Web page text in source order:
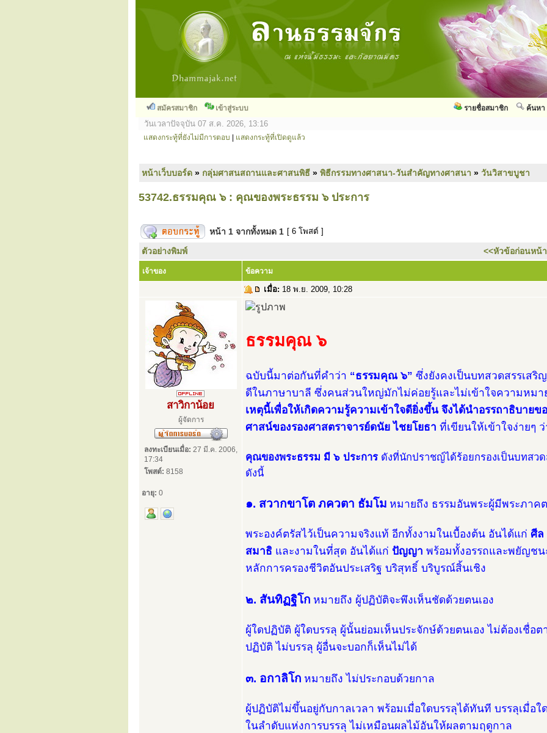
สมัครสมาชิก เข้าสู่ระบบ ค้นหา
รายชื่อสมาชิก
วันเวลาปัจจุบัน 07 ส.ค. 2026, 13:16
แสดงกระทู้ที่ยังไม่มีการตอบ แสดงกระทู้ที่เปิดดูแล้ว
หน้าเว็บบอร์ด » กลุ่มศาสนสถานและศาสนพิธี » พิธีกรรมทางศาสนา-วันสำคัญทางศาสนา » วันวิสาขบูชา
53742.ธรรมคุณ ๖ : คุณของพระธรรม ๖ ประการ
หน้า 1 จากทั้งหมด 1 [ 6 โพสต์ ]
ตัวอย่างพิมพ์ <<หัวข้อก่อนหน้า
เจ้าของ ข้อความ
เมื่อ: 18 พ.ย. 2009, 10:28
สาวิกาน้อย
ผู้จัดการ
ลงทะเบียนเมื่อ: 27 มี.ค. 2006,
17:34
โพสต์: 8158
อายุ: 0
ธรรมคุณ ๖
ฉบับนี้มาต่อกันที่คำว่า “ธรรมคุณ ๖” ซึ่งยังคงเป็นบทสวดสรรเส
ดีในภาษาบาลี ซึ่งคนส่วนใหญ่มักไม่ค่อยรู้และไม่เข้าใจความหม
เหตุนี้เพื่อให้เกิดความรู้ความเข้าใจดียิ่งขึ้น จึงได้นำอรรถาธิบาย
ศาสน์ของรองศาสตราจารย์ดนัย ไชยโยธา ที่เขียนให้เข้าใจง่ายๆ
คุณของพระธรรม มี ๖ ประการดังที่นักปราชญ์ได้ร้อยกรองเป็นบทสว
ดังนี้
๑. สวากขาโต ภควตา ธัมโม หมายถึง ธรรมอันพระผู้มีพระภาค
พระองค์ตรัสไว้เป็นความจริงแท้ อีกทั้งงามในเบื้องต้น อันได้แก่ ศีล
สมาธิ และงามในที่สุด อันได้แก่ ปัญญา พร้อมทั้งอรรถและพยัญชน
หลักการครองชีวิตอันประเสริฐ บริสุทธิ์ บริบูรณ์สิ้นเชิง
๒. สันทิฏฐิโก หมายถึง ผู้ปฏิบัติจะพึงเห็นชัดด้วยตนเอง
ผู้ใดปฏิบัติ ผู้ใดบรรลุ ผู้นั้นย่อมเห็นประจักษ์ด้วยตนเอง ไม่ต้องเชื่อ
ปฏิบัติ ไม่บรรลุ ผู้อื่นจะบอกก็เห็นไม่ได้
๓. อกาลิโก หมายถึง ไม่ประกอบด้วยกาล
ผู้ปฏิบัติไม่ขึ้นอยู่กับกาลเวลา พร้อมเมื่อใดบรรลุได้ทันที บรรลุเมื่อ
ในลำดับแห่งการบรรลุ ไม่เหมือนผลไม้อันให้ผลตามฤดูกาล